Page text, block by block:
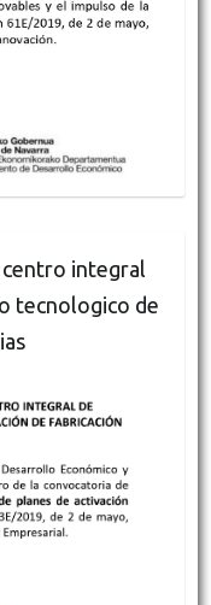
integral
tecnologico de